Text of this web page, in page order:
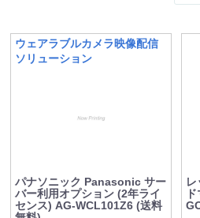
ウェアラブルカメラ映像配信
ソリューション
パナソニック Panasonic サー
バー利用オプション (2年ライ
センス) AG-WCL101Z6 (送料